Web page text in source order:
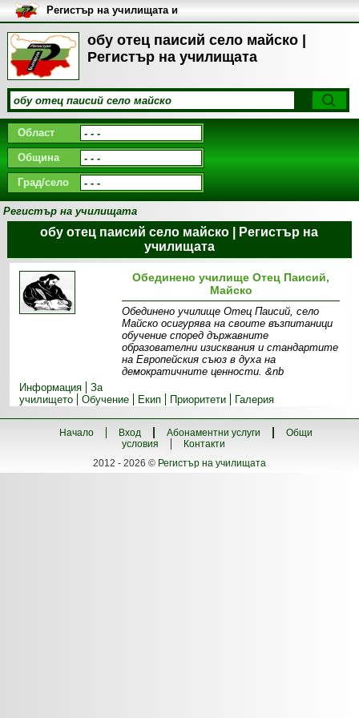
обу отец паисий село майско |
Регистър на училищата
Регистър на училищата и
университетите в България
Област
Община
Град/село
Регистър на училищата
обу отец паисий село майско | Регистър на
училищата
Обединено училище Отец Паисий,
Майско
Обединено училище Отец Паисий, село
Майско осигурява на своите възпитаници
обучение според държавните
образователни изисквания и стандартите
на Европейския съюз в духа на
демократичните ценности. &nb
Информация
За
училището
Обучение Екип Приоритети Галерия
Начало Вход Абонаментни услуги
Общи
условия
Контакти
2012 - 2026 © Регистър на училищата